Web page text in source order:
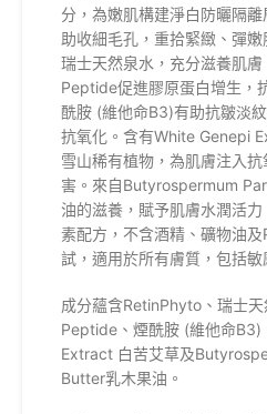
分，為嫩肌構建淨白防曬隔
助收細毛孔，重拾緊緻、彈
瑞士天然泉水，充分滋養肌
Peptide促進膠原蛋白增生，
酰胺 (維他命B3)有助抗皺淡
抗氧化。含有White Genepi
雪山稀有植物，為肌膚注入
害。來自Butyrospermum
油的滋養，賦予肌膚水潤活
素配方，不含酒精、礦物油
試，適用於所有膚質，包括敏
成分蘊含RetinPhyto、瑞士
Peptide、煙酰胺 (維他命B3)
Extract 白苦艾草及
Butter乳木果油。